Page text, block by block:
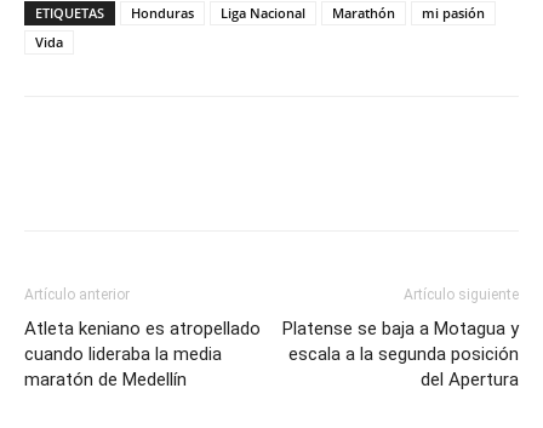
ETIQUETAS Honduras Liga Nacional Marathón
mi pasión
Vida
Artículo anterior
Atleta keniano es atropellado
cuando lideraba la media
maratón de Medellín
Artículo siguiente
Platense se baja a Motagua y
escala a la segunda posición
del Apertura